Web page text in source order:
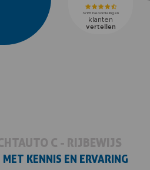
C - RIJBEWIJS
KENNIS EN ERVARING